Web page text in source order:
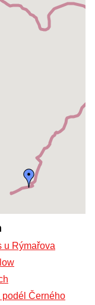
u Rýmařova
podél Černého